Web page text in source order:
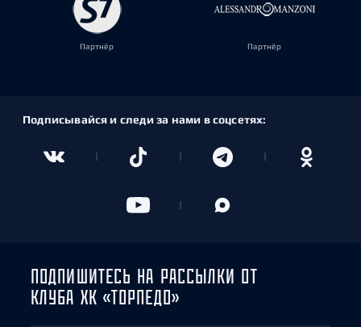
Партнёр Партнёр
Подписывайся и следи за нами в соцсетях:
ПОДПИШИТЕСЬ НА РАССЫЛКИ ОТ
КЛУБА ХК «ТОРПЕДО»